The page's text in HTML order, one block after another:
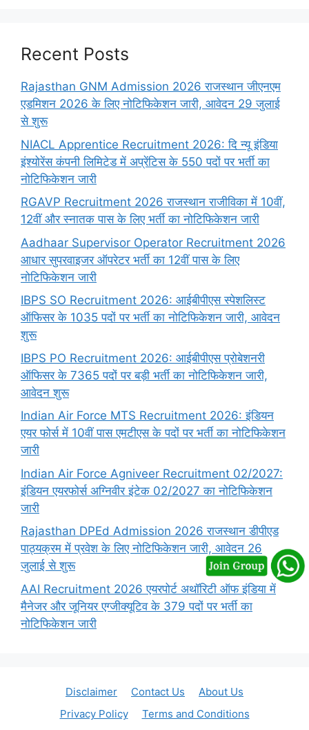
Recent Posts
Rajasthan GNM Admission 2026 राजस्थान जीएनएम
एडमिशन 2026 के लिए नोटिफिकेशन जारी, आवेदन 29 जुलाई
से शुरू
NIACL Apprentice Recruitment 2026: दि न्यू इंडिया
इंश्योरेंस कंपनी लिमिटेड में अप्रेंटिस के 550 पदों पर भर्ती का
नोटिफिकेशन जारी
RGAVP Recruitment 2026 राजस्थान राजीविका में 10वीं,
12वीं और स्नातक पास के लिए भर्ती का नोटिफिकेशन जारी
Aadhaar Supervisor Operator Recruitment 2026
आधार सुपरवाइजर ऑपरेटर भर्ती का 12वीं पास के लिए
नोटिफिकेशन जारी
IBPS SO Recruitment 2026: आईबीपीएस स्पेशलिस्ट
ऑफिसर के 1035 पदों पर भर्ती का नोटिफिकेशन जारी, आवेदन
शुरू
IBPS PO Recruitment 2026: आईबीपीएस प्रोबेशनरी
ऑफिसर के 7365 पदों पर बड़ी भर्ती का नोटिफिकेशन जारी,
आवेदन शुरू
Indian Air Force MTS Recruitment 2026: इंडियन
एयर फोर्स में 10वीं पास एमटीएस के पदों पर भर्ती का नोटिफिकेशन
जारी
Indian Air Force Agniveer Recruitment 02/2027:
इंडियन एयरफोर्स अग्निवीर इंटेक 02/2027 का नोटिफिकेशन
जारी
Rajasthan DPEd Admission 2026 राजस्थान डीपीएड
पाठ्यक्रम में प्रवेश के लिए नोटिफिकेशन जारी, आवेदन 26
जुलाई से शुरू
AAI Recruitment 2026 एयरपोर्ट अथॉरिटी ऑफ इंडिया में
मैनेजर और जूनियर एग्जीक्यूटिव के 379 पदों पर भर्ती का
नोटिफिकेशन जारी
Disclaimer Contact Us
About Us
Privacy Policy
Terms and Conditions